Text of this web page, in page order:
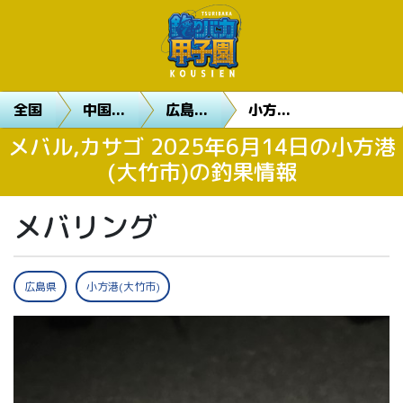
全国 中国... 広島... 小方...
メバル,カサゴ 2025年6月14日の小方港
(大竹市)の釣果情報
メバリング
広島県 小方港(大竹市)